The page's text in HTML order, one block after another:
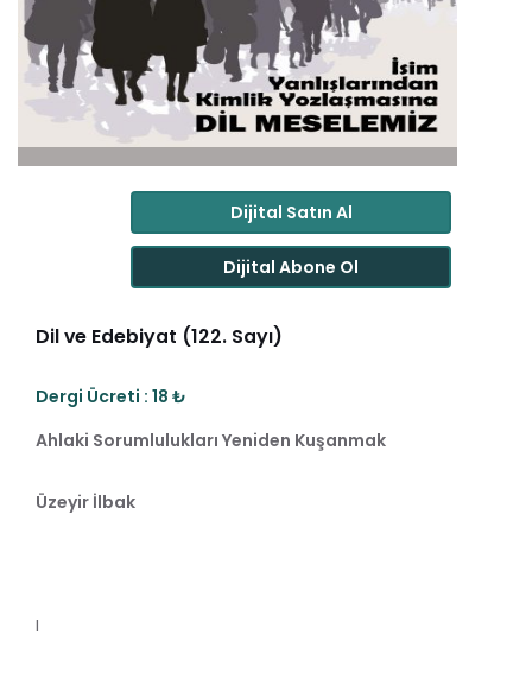
Dijital Satın Al
Dijital Abone Ol
Dil ve Edebiyat (122. Sayı)
Dergi Ücreti : 18 ₺
Ahlaki Sorumlulukları Yeniden Kuşanmak
Üzeyir İlbak
I